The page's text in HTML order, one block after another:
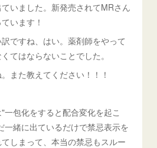
いました。新発売されてMRさん
います！
ですね、はい。薬剤師をやって
てはならないことでした。
また教えてください！！！
一包化をすると配合変化を起こ
一緒に出ているだけで禁忌表示を
しまって、本当の禁忌もスルー